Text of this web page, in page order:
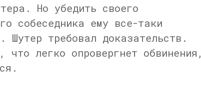
Но убедить своего
собеседника ему все-таки
Шутер требовал доказательств.
что легко опровергнет обвинения,